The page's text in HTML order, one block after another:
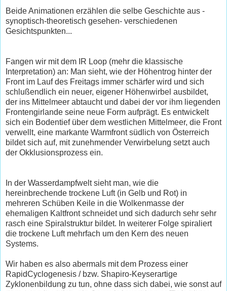
Beide Animationen erzählen die selbe Geschichte aus -
synoptisch-theoretisch gesehen- verschiedenen
Gesichtspunkten...
Fangen wir mit dem IR Loop (mehr die klassische
Interpretation) an: Man sieht, wie der Höhentrog hinter der
Front im Lauf des Freitags immer schärfer wird und sich
schlußendlich ein neuer, eigener Höhenwirbel ausbildet,
der ins Mittelmeer abtaucht und dabei der vor ihm liegenden
Frontengirlande seine neue Form aufprägt. Es entwickelt
sich ein Bodentief über dem westlichen Mittelmeer, die Front
verwellt, eine markante Warmfront südlich von Österreich
bildet sich auf, mit zunehmender Verwirbelung setzt auch
der Okklusionsprozess ein.
In der Wasserdampfwelt sieht man, wie die
hereinbrechende trockene Luft (in Gelb und Rot) in
mehreren Schüben Keile in die Wolkenmasse der
ehemaligen Kaltfront schneidet und sich dadurch sehr sehr
rasch eine Spiralstruktur bildet. In weiterer Folge spiraliert
die trockene Luft mehrfach um den Kern des neuen
Systems.
Wir haben es also abermals mit dem Prozess einer
RapidCyclogenesis / bzw. Shapiro-Keyserartige
Zyklonenbildung zu tun, ohne dass sich dabei, wie sonst auf